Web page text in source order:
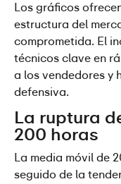
Los gráficos
estructura del
comprometida. El
técnicos clave en
a los vendedores y
defensiva.
La ruptura
200 horas
La media móvil de
seguido de la